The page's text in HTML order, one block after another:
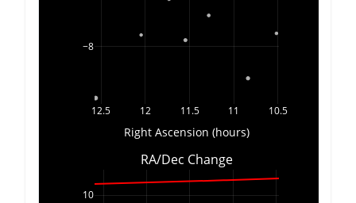
12.5 12 11.5 11 10.5
−8
10
Right Ascension (hours)
RA/Dec Change